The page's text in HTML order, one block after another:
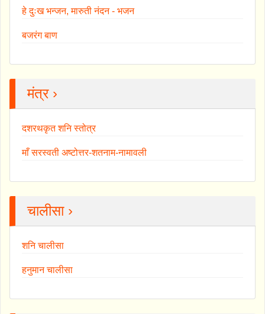
हे दुःख भन्जन, मारुती नंदन - भजन
बजरंग बाण
मंत्र ›
दशरथकृत शनि स्तोत्र
माँ सरस्वती अष्टोत्तर-शतनाम-नामावली
चालीसा ›
शनि चालीसा
हनुमान चालीसा